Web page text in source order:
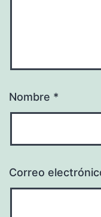
Nombre *
Correo